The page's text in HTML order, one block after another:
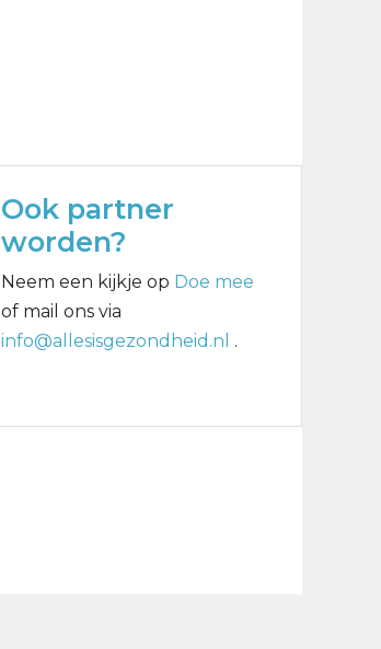
Ook partner
worden?
Neem een kijkje op Doe mee
of mail ons via
info@allesisgezondheid.nl .